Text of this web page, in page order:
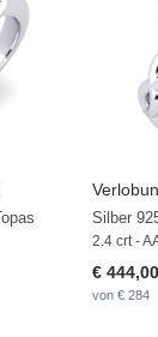
Silber
2.4 crt -
€ 444,00
von € 284